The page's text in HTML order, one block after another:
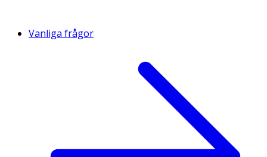
Vanliga frågor